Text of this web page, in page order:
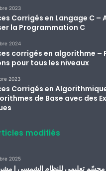
2023
Corrigés en Langage C –
la Programmation C
2024
corrigés en algorithme –
pour tous les niveaux
2023
Corrigés en
de Base avec des
modifiés
2025